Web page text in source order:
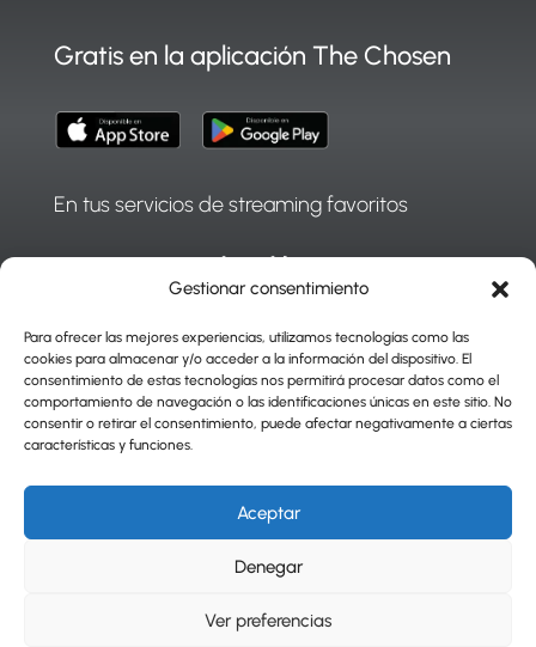
Gestionar consentimiento
Para ofrecer las mejores experiencias, utilizamos tecnologías como las
cookies para almacenar y/o acceder a la información del dispositivo. El
consentimiento de estas tecnologías nos permitirá procesar datos como el
comportamiento de navegación o las identificaciones únicas en este sitio. No
consentir o retirar el consentimiento, puede afectar negativamente a ciertas
características y funciones.
Aceptar
Denegar
Ver preferencias
Gratis en la aplicación The Chosen
En tus servicios de streaming favoritos
Términos de servicio-Política de privacidad
©2025 - The Chosen | All right reserved